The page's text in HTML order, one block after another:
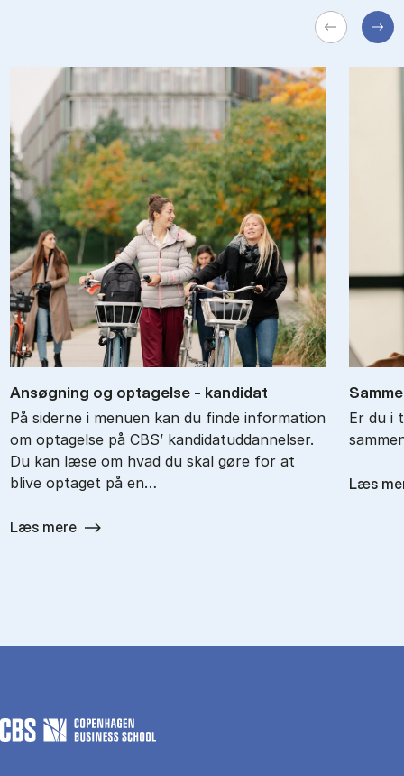
An­søg­ning og op­ta­gel­se - kan­di­dat
På siderne i menuen kan du finde information
om optagelse på CBS’ kandidatuddannelser.
Du kan læse om hvad du skal gøre for at
blive optaget på en…
Læs mere
Er du i
Læs